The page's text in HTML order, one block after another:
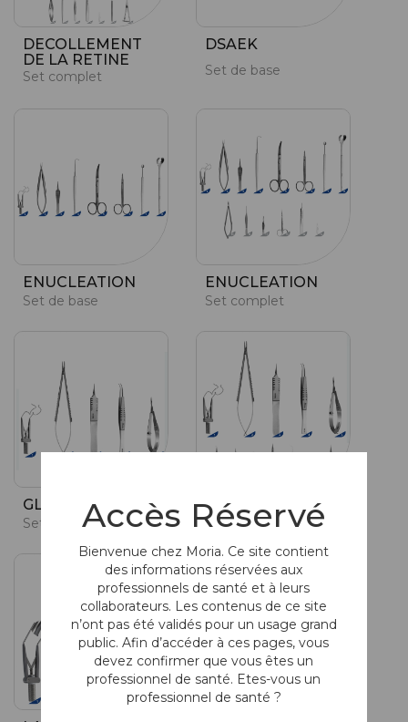
DECOLLEMENT
DE LA RETINE
Set complet
DSAEK
Set de base
ENUCLEATION
Set de base
ENUCLEATION
Set complet
GLAUCOME
Set de base
GLAUCOME
Set complet
Accès Réservé
Bienvenue chez Moria. Ce site contient
des informations réservées aux
professionnels de santé et à leurs
collaborateurs. Les contenus de ce site
n’ont pas été validés pour un usage grand
public. Afin d’accéder à ces pages, vous
devez confirmer que vous êtes un
professionnel de santé. Etes-vous un
professionnel de santé ?